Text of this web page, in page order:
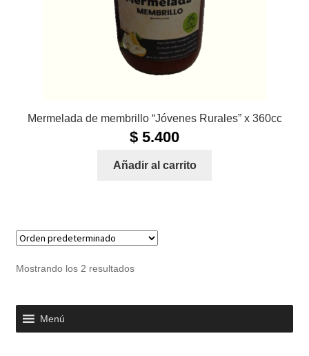
Mermelada de membrillo “Jóvenes Rurales” x 360cc
$ 5.400
Añadir al carrito
Mostrando los 2 resultados
Menú